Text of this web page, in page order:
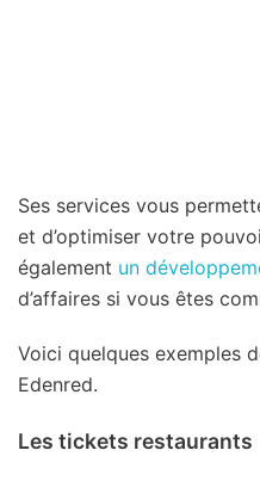
Ses services vous
et d’optimiser votre
également un
d’affaires si vous êtes
Voici quelques exemples
Edenred.
Les tickets restaurants